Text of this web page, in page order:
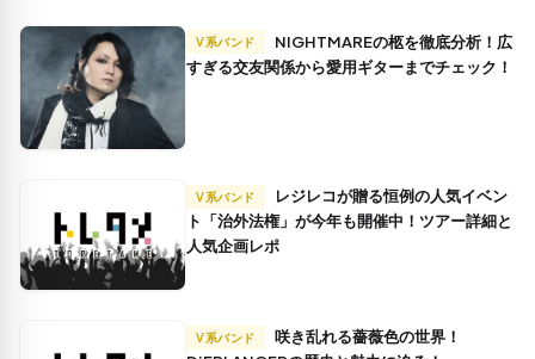
V系バンド
すぎる交友関係から愛用ギターまでチェック！
V系バンド
ト「治外法権」が今年も開催中！ツアー詳細と
人気企画レポ
V系バンド